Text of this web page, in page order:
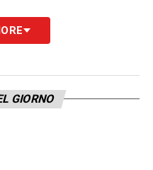
GIORNO